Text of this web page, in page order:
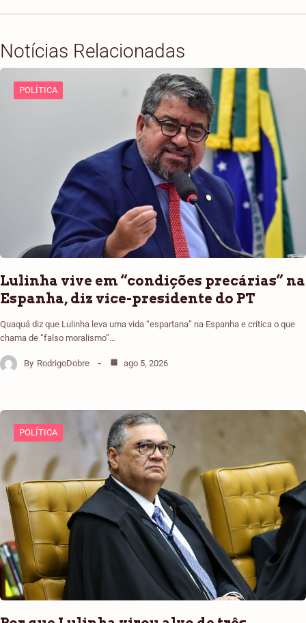
Notícias Relacionadas
POLÍTICA
Lulinha vive em “condições precárias” na
Espanha, diz vice-presidente do PT
Quaquá diz que Lulinha leva uma vida “espartana” na Espanha e critica o que
chama de “falso moralismo”…
By RodrigoDobre ago 5, 2026
POLÍTICA